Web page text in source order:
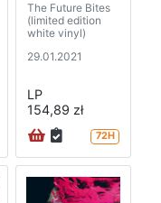
The Future Bites
(limited edition
white vinyl)
29.01.2021
LP
154,89 zł
72H